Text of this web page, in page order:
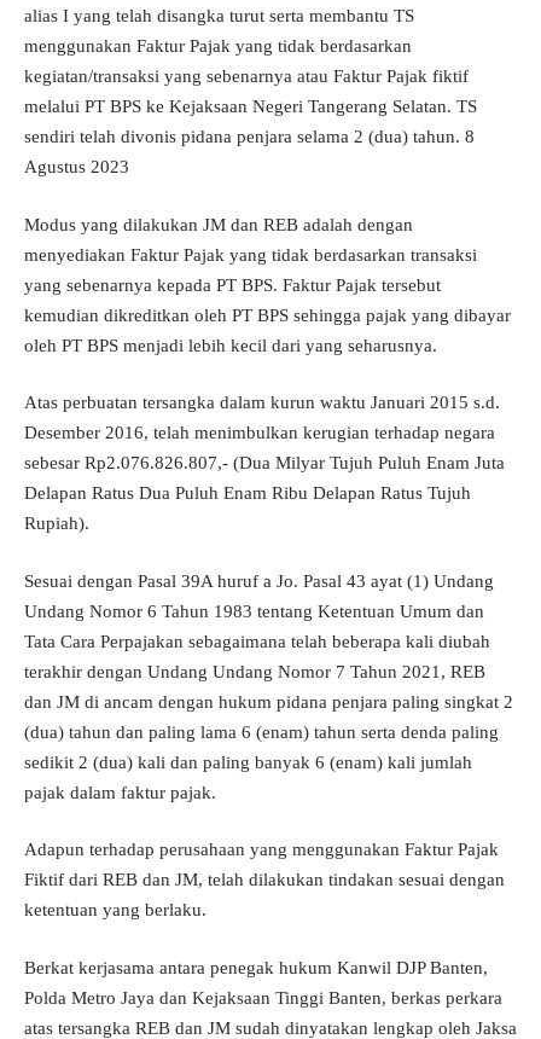
alias I yang telah disangka turut serta membantu TS
menggunakan Faktur Pajak yang tidak berdasarkan
kegiatan/transaksi yang sebenarnya atau Faktur Pajak fiktif
melalui PT BPS ke Kejaksaan Negeri Tangerang Selatan. TS
sendiri telah divonis pidana penjara selama 2 (dua) tahun. 8
Agustus 2023
Modus yang dilakukan JM dan REB adalah dengan
menyediakan Faktur Pajak yang tidak berdasarkan transaksi
yang sebenarnya kepada PT BPS. Faktur Pajak tersebut
kemudian dikreditkan oleh PT BPS sehingga pajak yang dibayar
oleh PT BPS menjadi lebih kecil dari yang seharusnya.
Atas perbuatan tersangka dalam kurun waktu Januari 2015 s.d.
Desember 2016, telah menimbulkan kerugian terhadap negara
sebesar Rp2.076.826.807,- (Dua Milyar Tujuh Puluh Enam Juta
Delapan Ratus Dua Puluh Enam Ribu Delapan Ratus Tujuh
Rupiah).
Sesuai dengan Pasal 39A huruf a Jo. Pasal 43 ayat (1) Undang
Undang Nomor 6 Tahun 1983 tentang Ketentuan Umum dan
Tata Cara Perpajakan sebagaimana telah beberapa kali diubah
terakhir dengan Undang Undang Nomor 7 Tahun 2021, REB
dan JM di ancam dengan hukum pidana penjara paling singkat 2
(dua) tahun dan paling lama 6 (enam) tahun serta denda paling
sedikit 2 (dua) kali dan paling banyak 6 (enam) kali jumlah
pajak dalam faktur pajak.
Adapun terhadap perusahaan yang menggunakan Faktur Pajak
Fiktif dari REB dan JM, telah dilakukan tindakan sesuai dengan
ketentuan yang berlaku.
Berkat kerjasama antara penegak hukum Kanwil DJP Banten,
Polda Metro Jaya dan Kejaksaan Tinggi Banten, berkas perkara
atas tersangka REB dan JM sudah dinyatakan lengkap oleh Jaksa